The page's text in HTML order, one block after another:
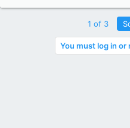
1 of 3
You must log in